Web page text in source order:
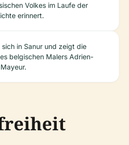
Volkes im Laufe der
erinnert.
sich in Sanur und zeigt die
belgischen Malers Adrien-